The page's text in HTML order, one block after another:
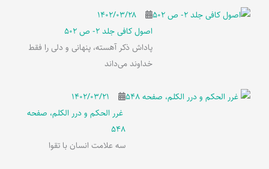
۱۴۰۲/۰۳/۲۸
اصول کافی جلد 2- ص 502
پاداش ذکر آهسته، پنهانی و دلی را فقط
خداوند می‌داند
۱۴۰۲/۰۳/۲۱
غرر الحکم و درر الکلم، صفحه
548
سه علامت انسان با تقوا